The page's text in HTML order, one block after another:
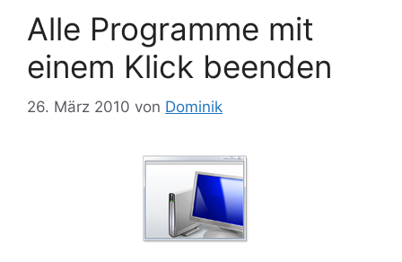
Alle Programme mit
einem Klick beenden
26. März 2010 von Dominik